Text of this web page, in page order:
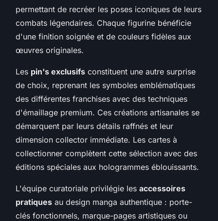
permettant de recréer les poses iconiques de leurs
combats légendaires. Chaque figurine bénéficie
d'une finition soignée et de couleurs fidèles aux
œuvres originales.
Les pin's exclusifs constituent une autre surprise
de choix, reprenant les symboles emblématiques
des différentes franchises avec des techniques
d'émaillage premium. Ces créations artisanales se
démarquent par leurs détails raffnés et leur
dimension collector immédiate. Les cartes à
collectionner complètent cette sélection avec des
éditions spéciales aux hologrammes éblouissants.
L'équipe curatoriale privilégie les accessoires
pratiques au design manga authentique : porte-
clés fonctionnels, marque-pages artistiques ou